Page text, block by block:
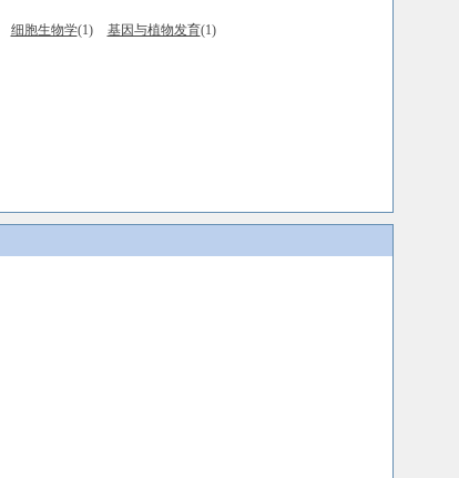
细胞生物学(1) 基因与植物发育(1)